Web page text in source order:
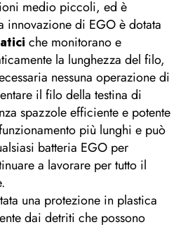
medio piccoli, ed è
innovazione di EGO è dotata
che monitorano e
la lunghezza del filo,
nessuna operazione di
il filo della testina di
spazzole efficiente e potente
più lunghi e può
batteria EGO per
a lavorare per tutto il
una protezione in plastica
dai detriti che possono